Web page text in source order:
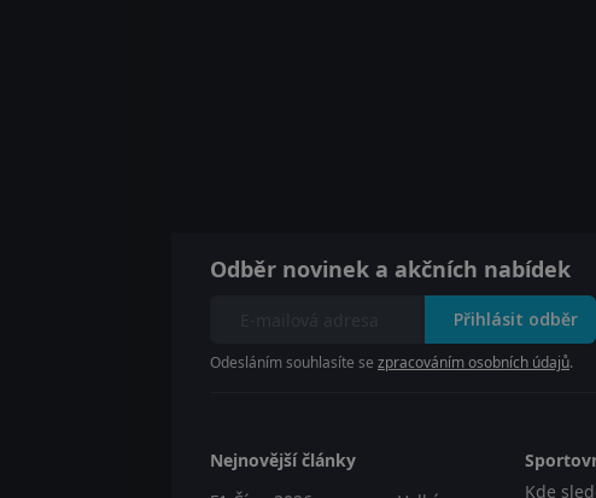
Odběr novinek a akčních nabídek
Přihlásit odběr
Odesláním souhlasíte se zpracováním osobních údajů.
Nejnovější články
Kde